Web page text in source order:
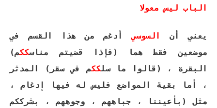
الباب ليس معولا
يعني أن السوسي
أدغم من هذا القسم في
موضعين فقط هما (فإذا قضيتم مناسككم)
البقرة ، (قالوا ما سلككم في سقر) المدثر
، أما بقية المواضع فليس له فيها إدغام ،
مثل (بأعيننا ، جباههم ، وجوههم ، بشرككم